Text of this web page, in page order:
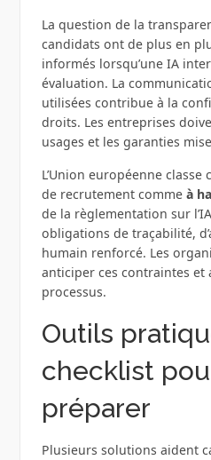
La question de la
candidats ont de plus en
informés lorsqu’une IA
évaluation. La
utilisées contribue à la
droits. Les entreprises
usages et les garanties
L’Union européenne
de recrutement comme à
de la règlementation sur
obligations de traçabilité,
humain renforcé. Les
anticiper ces contraintes et
processus.
Outils
checklist
préparer
Plusieurs solutions aident